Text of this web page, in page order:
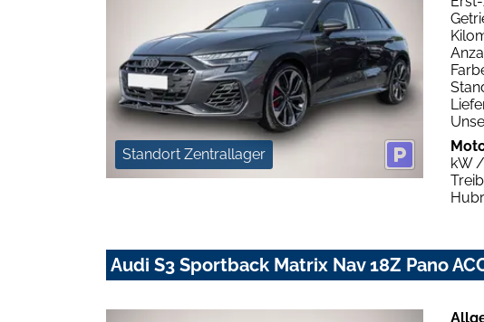
Standort Zentrallager
kW
Audi S3 Sportback Matrix Nav 18Z Pano